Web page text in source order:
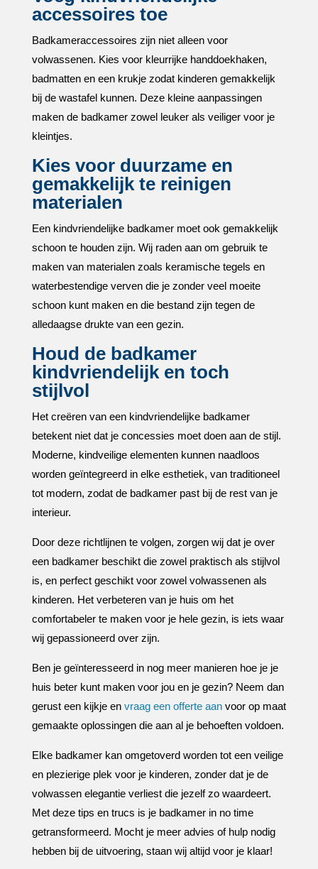
accessoires toe
Badkameraccessoires zijn niet alleen voor
volwassenen.​ Kies voor kleurrijke handdoekhaken,
badmatten en een krukje zodat kinderen gemakkelijk
bij de wastafel kunnen.​ Deze kleine aanpassingen
maken de badkamer zowel leuker als veiliger voor je
kleintjes.​
Kies voor duurzame en
gemakkelijk te reinigen
materialen
Een kindvriendelijke badkamer moet ook gemakkelijk
schoon te houden zijn.​ Wij raden aan om gebruik te
maken van materialen zoals keramische tegels en
waterbestendige verven die je zonder veel moeite
schoon kunt maken en die bestand zijn tegen de
alledaagse drukte van een gezin.​
Houd de badkamer
kindvriendelijk en toch
stijlvol
Het creëren van een kindvriendelijke badkamer
betekent niet dat je concessies moet doen aan de stijl.​
Moderne, kindveilige elementen kunnen naadloos
worden geïntegreerd in elke esthetiek, van traditioneel
tot modern, zodat de badkamer past bij de rest van je
interieur.​
Door deze richtlijnen te volgen, zorgen wij dat je over
een badkamer beschikt die zowel praktisch als stijlvol
is, en perfect geschikt voor zowel volwassenen als
kinderen.​ Het verbeteren van je huis om het
comfortabeler te maken voor je hele gezin, is iets waar
wij gepassioneerd over zijn.​
Ben je geïnteresseerd in nog meer manieren hoe je je
huis beter kunt maken voor jou en je gezin? Neem dan
gerust een kijkje en vraag een offerte aanvoor op maat
gemaakte oplossingen die aan al je behoeften voldoen.​
Elke badkamer kan omgetoverd worden tot een veilige
en plezierige plek voor je kinderen, zonder dat je de
volwassen elegantie verliest die jezelf zo waardeert.​
Met deze tips en trucs is je badkamer in no time
getransformeerd.​ Mocht je meer advies of hulp nodig
hebben bij de uitvoering, staan wij altijd voor je klaar!